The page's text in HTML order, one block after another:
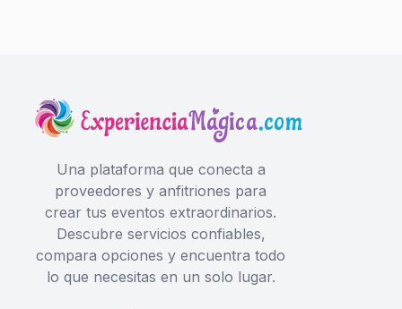
Una plataforma que conecta a
proveedores y anfitriones para
crear tus eventos extraordinarios.
Descubre servicios confiables,
compara opciones y encuentra todo
lo que necesitas en un solo lugar.